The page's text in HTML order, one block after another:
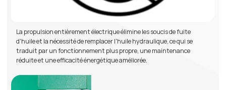
La propulsion entièrement électrique élimine les soucis de fuite
d'huile et la nécessité de remplacer l'huile hydraulique, ce qui se
traduit par un fonctionnement plus propre, une maintenance
réduite et une efficacité énergétique améliorée.